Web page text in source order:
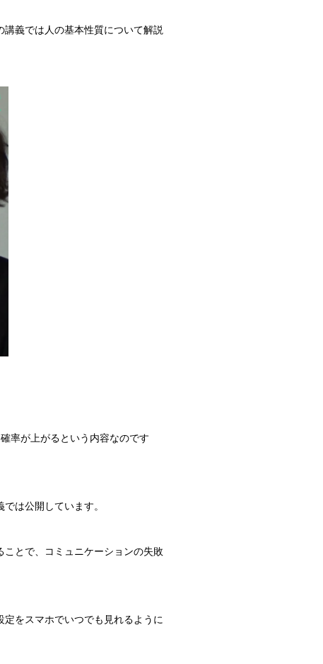
義では人の基本性質について解説
率が上がるという内容なのです
は公開しています。
とで、コミュニケーションの失敗
をスマホでいつでも見れるように